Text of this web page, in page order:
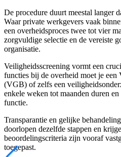
De procedure duurt meestal langer
Waar private werkgevers vaak
een overheidsproces twee tot vier
zorgvuldige selectie en de vereiste
organisatie.
Veiligheidsscreening vormt een
functies bij de overheid moet je
(VGB) of zelfs een
enkele weken tot maanden duren
functie.
Transparantie en gelijke
doorlopen dezelfde stappen en
beoordelingscriteria zijn vooraf
toegepast.